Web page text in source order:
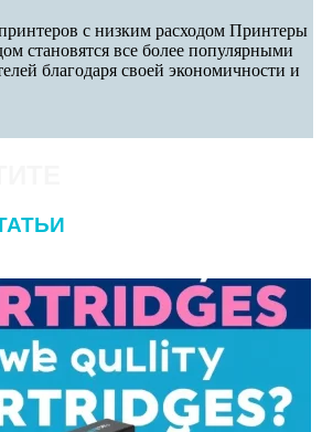
с низким расходом Принтеры
становятся все более популярными
благодаря своей экономичности и